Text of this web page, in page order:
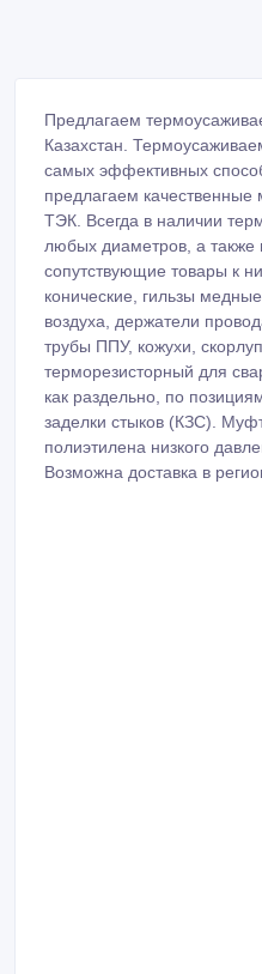
Казахстан.
самых эффективных
предлагаем качественные
ТЭК. Всегда в наличии
любых диаметров, а также
сопутствующие товары к
конические, гильзы
воздуха, держатели
трубы ППУ, кожухи,
терморезисторный для
как раздельно, по
заделки стыков (КЗС).
полиэтилена низкого
Возможна доставка в